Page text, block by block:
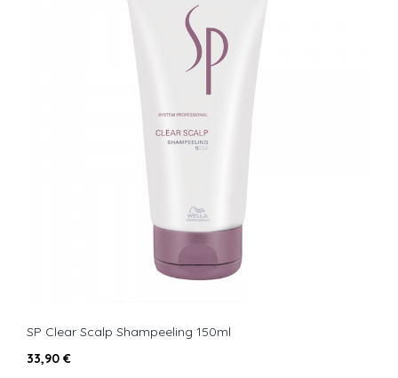
SP Clear Scalp Shampeeling 150ml
33,90 €